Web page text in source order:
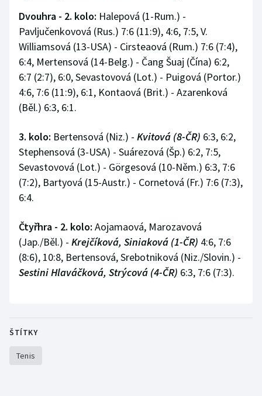
Triatlon
Veslování
Vodní slalom
Volejbal
Ostatní
Dvouhra - 2. kolo: Halepová (1-Rum.) -
Pavljučenkovová (Rus.) 7:6 (11:9), 4:6, 7:5, V.
Williamsová (13-USA) - Cirsteaová (Rum.) 7:6 (7:4),
6:4, Mertensová (14-Belg.) - Čang Šuaj (Čína) 6:2,
6:7 (2:7), 6:0, Sevastovová (Lot.) - Puigová (Portor.)
4:6, 7:6 (11:9), 6:1, Kontaová (Brit.) - Azarenková
(Běl.) 6:3, 6:1.
3. kolo: Bertensová (Niz.) - Kvitová (8-ČR) 6:3, 6:2,
Stephensová (3-USA) - Suárezová (Šp.) 6:2, 7:5,
Sevastovová (Lot.) - Görgesová (10-Něm.) 6:3, 7:6
(7:2), Bartyová (15-Austr.) - Cornetová (Fr.) 7:6 (7:3),
6:4.
Čtyřhra - 2. kolo: Aojamaová, Marozavová
(Jap./Běl.) - Krejčíková, Siniaková (1-ČR) 4:6, 7:6
(8:6), 10:8, Bertensová, Srebotniková (Niz./Slovin.) -
Sestini Hlaváčková, Strýcová (4-ČR) 6:3, 7:6 (7:3).
ŠTÍTKY
Tenis